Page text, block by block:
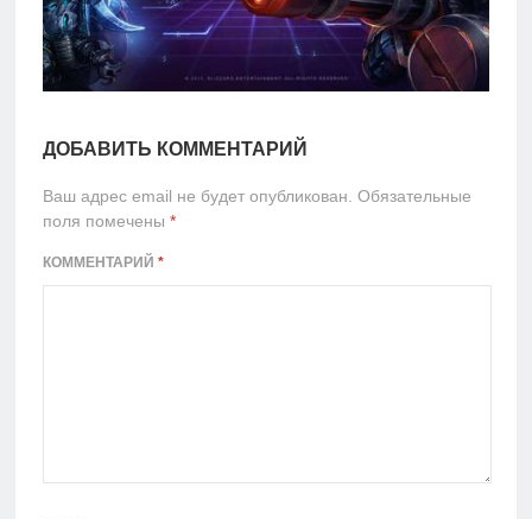
ДОБАВИТЬ КОММЕНТАРИЙ
Ваш адрес email не будет опубликован. Обязательные
поля помечены *
КОММЕНТАРИЙ *